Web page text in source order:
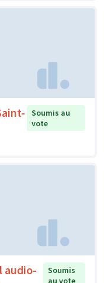
Soumis au
vote
audio-
Soumis
au vote